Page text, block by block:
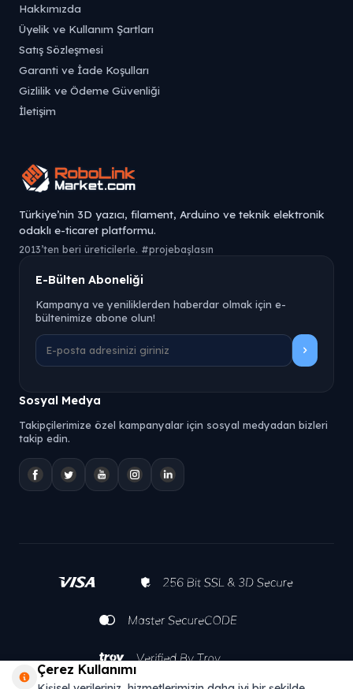
Hakkımızda
Üyelik ve Kullanım Şartları
Satış Sözleşmesi
Garanti ve İade Koşulları
Gizlilik ve Ödeme Güvenliği
İletişim
Türkiye’nin 3D yazıcı, filament, Arduino ve teknik elektronik
odaklı e-ticaret platformu.
2013’ten beri üreticilerle. #projebaşlasın
E-Bülten Aboneliği
Kampanya ve yeniliklerden haberdar olmak için e-
bültenimize abone olun!
Sosyal Medya
Takipçilerimize özel kampanyalar için sosyal medyadan bizleri
takip edin.
Çerez Kullanımı